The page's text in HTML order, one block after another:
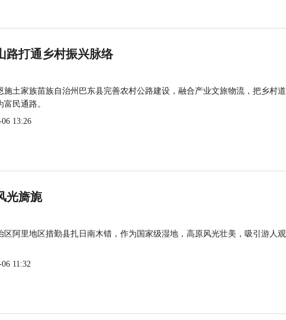
路打通乡村振兴脉络
施土家族苗族自治州巴东县完善农村公路建设，融合产业文旅物流，把乡村
富民通路。
13:26
光旖旎
区阿里地区措勤县扎日南木错，作为国家级湿地，高原风光壮美，吸引游人观
11:32